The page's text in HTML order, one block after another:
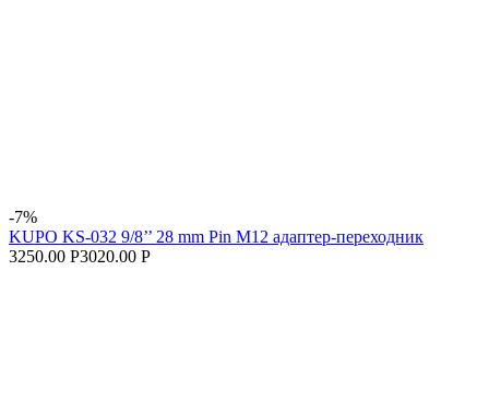
-7%
KUPO KS-032 9/8’’ 28 mm Pin M12 адаптер-переходник
3250.00 Р3020.00 Р